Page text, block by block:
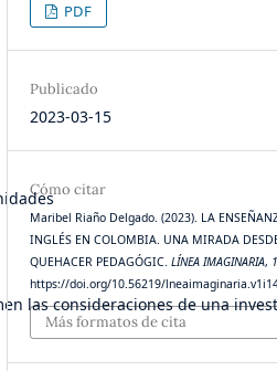
las consideraciones de una
PDF
Publicado
2023-03-15
Cómo citar
Maribel Riaño Delgado. (2023). LA
INGLÉS EN COLOMBIA. UNA MIRADA
QUEHACER PEDAGÓGIC.LÍNEA IMAGINARIA,
https://doi.org/10.56219/
Más formatos de cita